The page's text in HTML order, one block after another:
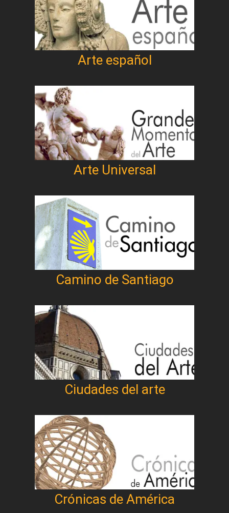
Arte español
Arte Universal
Camino de Santiago
Ciudades del arte
Crónicas de América